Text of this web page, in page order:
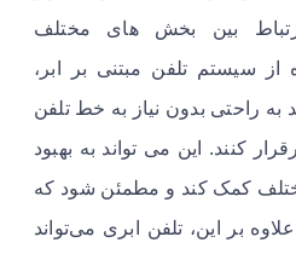
بین بخش های مختلف
سیستم تلفن مبتنی بر ابر،
راحتی بدون نیاز به خط تلفن
کنند. این می تواند به بهبود
کمک کند و مطمئن شود که
بر این، تلفن ابری می‌تواند